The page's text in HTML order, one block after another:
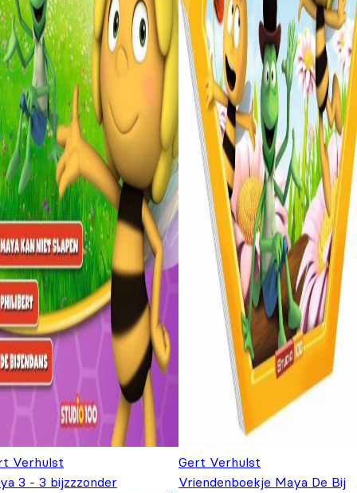
Verhulst
3 - 3 bijzzzonder
Gert Verhulst
Vriendenboekje Maya De Bij